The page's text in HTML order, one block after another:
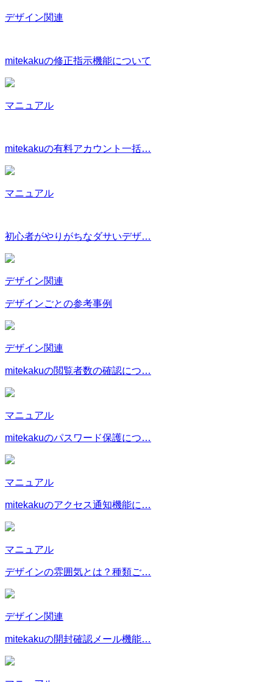
デザイン関連
mitekakuの修正指示機能について
マニュアル
mitekakuの有料アカウント一括…
マニュアル
初心者がやりがちなダサいデザ…
デザイン関連
デザインごとの参考事例
デザイン関連
mitekakuの閲覧者数の確認につ…
マニュアル
mitekakuのパスワード保護につ…
マニュアル
mitekakuのアクセス通知機能に…
マニュアル
デザインの雰囲気とは？種類ご…
デザイン関連
mitekakuの開封確認メール機能…